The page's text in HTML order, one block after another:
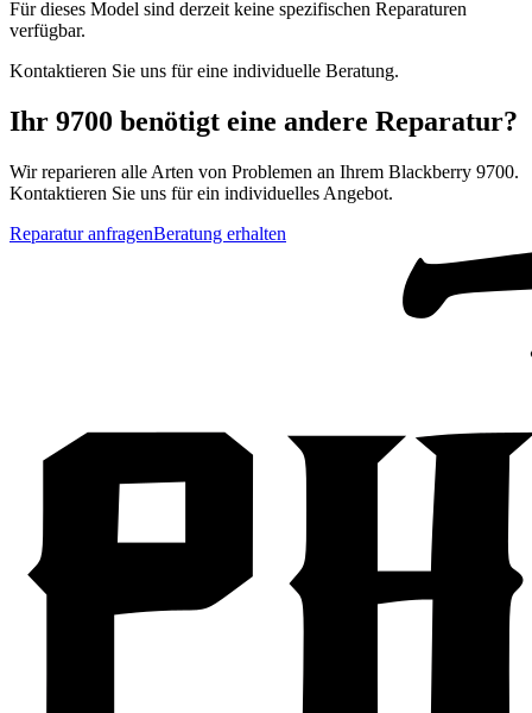
Für dieses Model sind derzeit keine spezifischen Reparaturen
verfügbar.
Kontaktieren Sie uns für eine individuelle Beratung.
Ihr 9700 benötigt eine andere Reparatur?
Wir reparieren alle Arten von Problemen an Ihrem Blackberry 9700.
Kontaktieren Sie uns für ein individuelles Angebot.
Reparatur anfragenBeratung erhalten